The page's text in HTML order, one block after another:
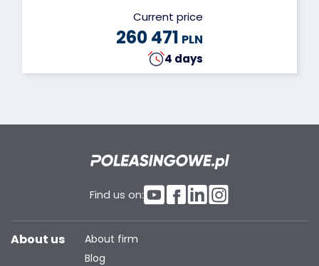
Current price
260 471 PLN
4 days
Find us on:
About us
About firm
Blog